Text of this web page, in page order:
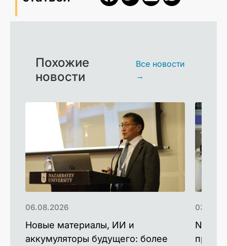
Похожие
новости
Все новости
→
Новые материалы, ИИ и
аккумуляторы будущего: более
06.08.2026